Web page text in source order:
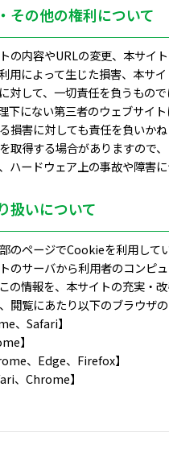
その他の権利について
の内容やURLの変更、本サイ
用によって生じた損害、本サ
対して、一切責任を負うもの
下にない第三者のウェブサイ
損害に対しても責任を負いか
取得する場合がありますので
ハードウェア上の事故や障害
扱いについて
のページでCookieを利用し
のサーバから利用者のコンピ
の情報を、本サイトの充実・
閲覧にあたり以下のブラウザ
、Safari】
】
、Edge、Firefox】
、Chrome】